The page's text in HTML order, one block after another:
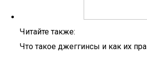
Читайте также:
Что такое джеггинсы и как их